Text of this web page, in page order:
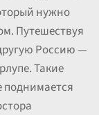
нужно
Путешествуя
Россию —
Такие
поднимается